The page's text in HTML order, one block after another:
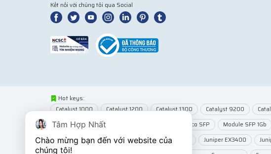
Kết nối với chúng tôi qua Social
Hot keys:
Catalyst 1000 Catalyst 1200 Catalyst 1300 Catalyst 9200
Network Modules
Module Cisco SFP Module SFP 1Gb
Wifi MikroTik
Wifi Juniper Juniper EX2300 Juniper EX3400
Tâm Hợp Nhất
Chào mừng bạn đến với website của
chúng tôi!